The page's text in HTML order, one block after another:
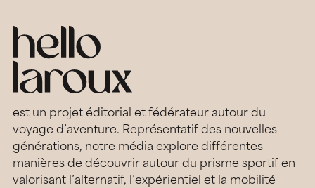
est un projet éditorial et fédérateur autour du
voyage d’aventure. Représentatif des nouvelles
générations, notre média explore différentes
manières de découvrir autour du prisme sportif en
valorisant l’alternatif, l’expérientiel et la mobilité